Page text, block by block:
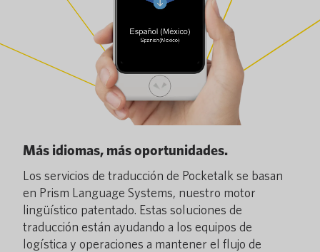
Más idiomas, más oportunidades.
Los servicios de traducción de Pocketalk se basan
en Prism Language Systems, nuestro motor
lingüístico patentado. Estas soluciones de
traducción están ayudando a los equipos de
logística y operaciones a mantener el flujo de